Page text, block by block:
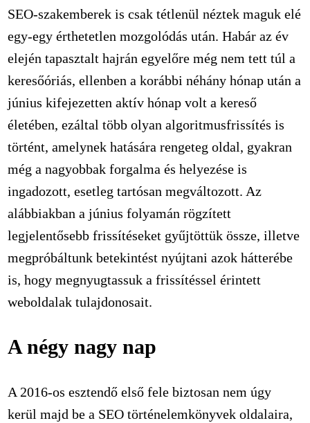
SEO-szakemberek is csak tétlenül néztek maguk elé
egy-egy érthetetlen mozgolódás után. Habár az év
elején tapasztalt hajrán egyelőre még nem tett túl a
keresőóriás, ellenben a korábbi néhány hónap után a
június kifejezetten aktív hónap volt a kereső
életében, ezáltal több olyan algoritmusfrissítés is
történt, amelynek hatására rengeteg oldal, gyakran
még a nagyobbak forgalma és helyezése is
ingadozott, esetleg tartósan megváltozott. Az
alábbiakban a június folyamán rögzített
legjelentősebb frissítéseket gyűjtöttük össze, illetve
megpróbáltunk betekintést nyújtani azok hátterébe
is, hogy megnyugtassuk a frissítéssel érintett
weboldalak tulajdonosait.
A négy nagy nap
A 2016-os esztendő első fele biztosan nem úgy
kerül majd be a SEO történelemkönyvek oldalaira,